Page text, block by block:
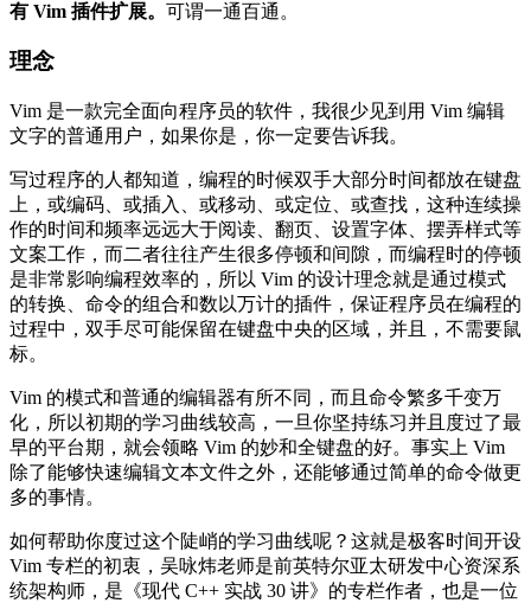
有 Vim 插件扩展。 可谓一通百通。
理念
Vim 是一款完全面向程序员的软件，我很少见到用 Vim 编辑
文字的普通用户，如果你是，你一定要告诉我。
写过程序的人都知道，编程的时候双手大部分时间都放在键盘
上，或编码、或插入、或移动、或定位、或查找，这种连续操
作的时间和频率远远大于阅读、翻页、设置字体、摆弄样式等
文案工作，而二者往往产生很多停顿和间隙，而编程时的停顿
是非常影响编程效率的，所以 Vim 的设计理念就是通过模式
的转换、命令的组合和数以万计的插件，保证程序员在编程的
过程中，双手尽可能保留在键盘中央的区域，并且，不需要鼠
标。
Vim 的模式和普通的编辑器有所不同，而且命令繁多千变万
化，所以初期的学习曲线较高，一旦你坚持练习并且度过了最
早的平台期，就会领略 Vim 的妙和全键盘的好。事实上 Vim
除了能够快速编辑文本文件之外，还能够通过简单的命令做更
多的事情。
如何帮助你度过这个陡峭的学习曲线呢？这就是极客时间开设
Vim 专栏的初衷，吴咏炜老师是前英特尔亚太研发中心资深系
统架构师，是《现代 C++ 实战 30 讲》的专栏作者，也是一位